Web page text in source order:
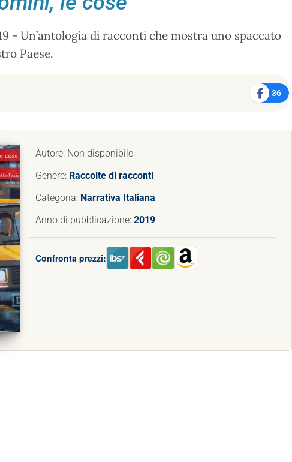
- Un’antologia di racconti che mostra uno spaccato
Paese.
36
Autore: Non disponibile
Genere: Raccolte di racconti
Categoria: Narrativa Italiana
Anno di pubblicazione: 2019
Confronta prezzi: